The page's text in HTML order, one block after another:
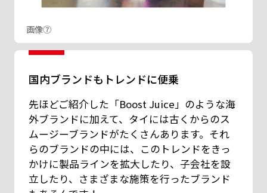
画像⑦
国内ブランドもトレンドに便乗
先ほどご紹介した「Boost Juice」のような海
外ブランドに加えて、タイには古くからのス
ムージーブランドがたくさんあります。それ
らのブランドの中には、このトレンドをきっ
かけに製品ラインを拡大したり、子会社を設
立したり、さまざまな施策を行ったブランド